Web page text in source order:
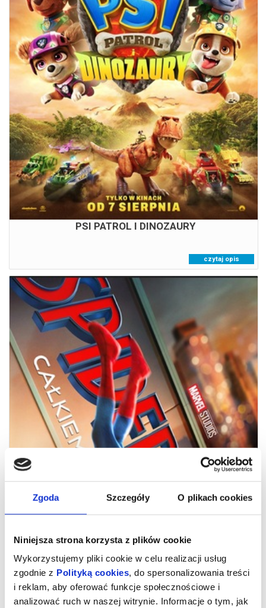
Zgoda Szczegóły O plikach cookies
Niniejsza strona korzysta z plików cookie
Wykorzystujemy pliki cookie w celu realizacji usług
zgodnie z Polityką cookies, do spersonalizowania treści
i reklam, aby oferować funkcje społecznościowe i
analizować ruch w naszej witrynie. Informacje o tym, jak
PSI PATROL I DINOZAURY
07.08.2026
15:00 17:00
czytaj opis
SPIDER-MAN. CAŁKIEM NOWY DZIEŃ . 2D NAPISY
07.08.2026
19:00